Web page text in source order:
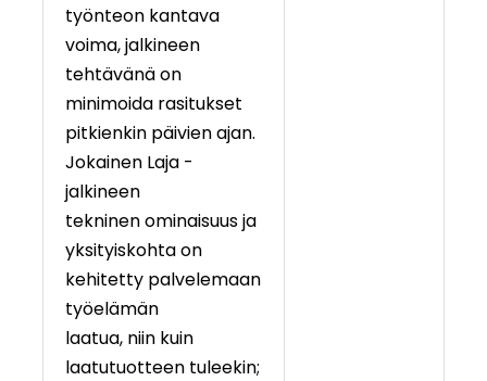
työnteon kantava
voima, jalkineen
tehtävänä on
minimoida rasitukset
pitkienkin päivien ajan.
Jokainen Laja -
jalkineen
tekninen ominaisuus ja
yksityiskohta on
kehitetty palvelemaan
työelämän
laatua, niin kuin
laatutuotteen tuleekin;